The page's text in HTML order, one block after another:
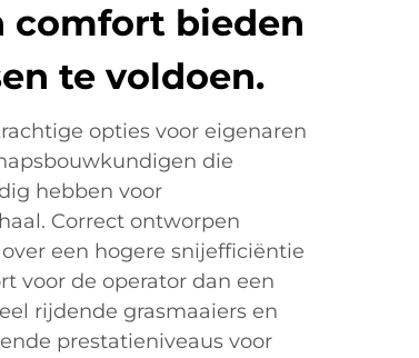
comfort bieden
te voldoen.
opties voor eigenaren
die
hebben voor
Correct ontworpen
een hogere snijefficiëntie
voor de operator dan een
rijdende grasmaaiers en
prestatieniveaus voor